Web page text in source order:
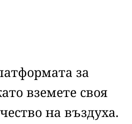
за
вземете своя
на въздуха.